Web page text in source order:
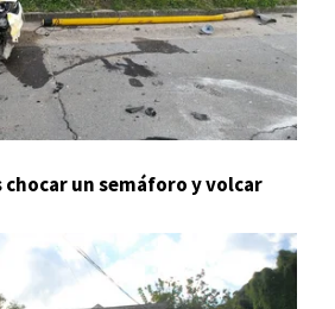
un semáforo y volcar